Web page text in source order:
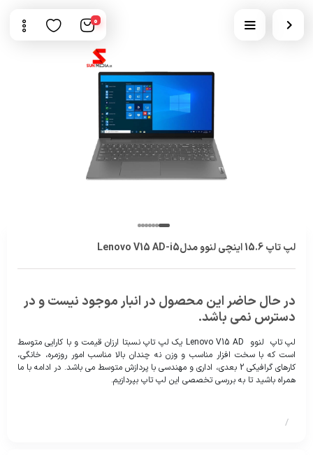
0
لپ تاپ 15.6 اینچی لنوو مدلLenovo V15 AD-i5
در حال حاضر این محصول در انبار موجود نیست و در
دسترس نمی باشد.
لپ تاپ لنوو Lenovo V15 AD یک لپ تاپ نسبتا ارزان قیمت و با کارایی متوسط
است که با سخت افزار مناسب و وزن نه چندان بالا مناسب امور روزمره، خانگی،
کارهای گرافیکی 2 بعدی، اداری و مهندسی با پردازش متوسط می باشد. در ادامه با ما
همراه باشید تا به بررسی تخصصی این لپ تاپ بپردازیم.
/